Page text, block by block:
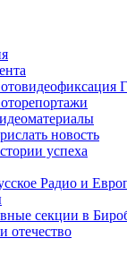
новость
успеха
Радио и
секции в
отечество